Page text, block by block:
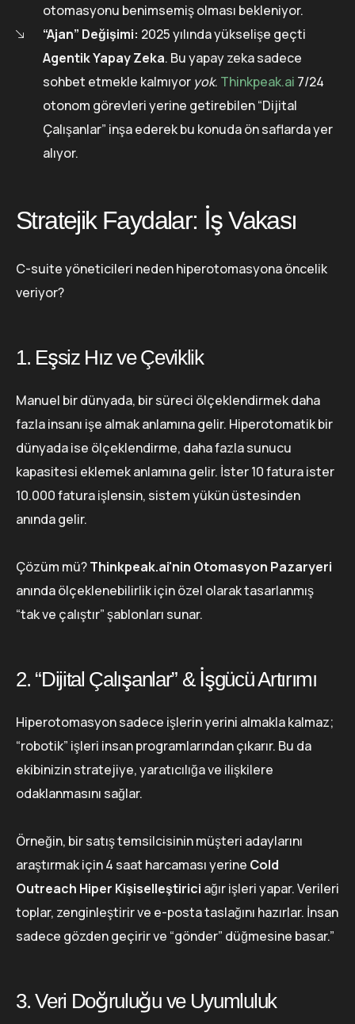
otomasyonu benimsemiş olması bekleniyor.
“Ajan” Değişimi: 2025 yılında yükselişe geçti
Agentik Yapay Zeka. Bu yapay zeka sadece
sohbet etmekle kalmıyor yok. Thinkpeak.ai 7/24
otonom görevleri yerine getirebilen “Dijital
Çalışanlar” inşa ederek bu konuda ön saflarda yer
alıyor.
Stratejik Faydalar: İş Vakası
C-suite yöneticileri neden hiperotomasyona öncelik
veriyor?
1. Eşsiz Hız ve Çeviklik
Manuel bir dünyada, bir süreci ölçeklendirmek daha
fazla insanı işe almak anlamına gelir. Hiperotomatik bir
dünyada ise ölçeklendirme, daha fazla sunucu
kapasitesi eklemek anlamına gelir. İster 10 fatura ister
10.000 fatura işlensin, sistem yükün üstesinden
anında gelir.
Çözüm mü?Thinkpeak.ai'nin Otomasyon Pazaryeri
anında ölçeklenebilirlik için özel olarak tasarlanmış
“tak ve çalıştır” şablonları sunar.
2. “Dijital Çalışanlar” & İşgücü Artırımı
Hiperotomasyon sadece işlerin yerini almakla kalmaz;
“robotik” işleri insan programlarından çıkarır. Bu da
ekibinizin stratejiye, yaratıcılığa ve ilişkilere
odaklanmasını sağlar.
Örneğin, bir satış temsilcisinin müşteri adaylarını
araştırmak için 4 saat harcaması yerine Cold
Outreach Hiper Kişiselleştirici ağır işleri yapar. Verileri
toplar, zenginleştirir ve e-posta taslağını hazırlar. İnsan
sadece gözden geçirir ve “gönder” düğmesine basar.”
3. Veri Doğruluğu ve Uyumluluk